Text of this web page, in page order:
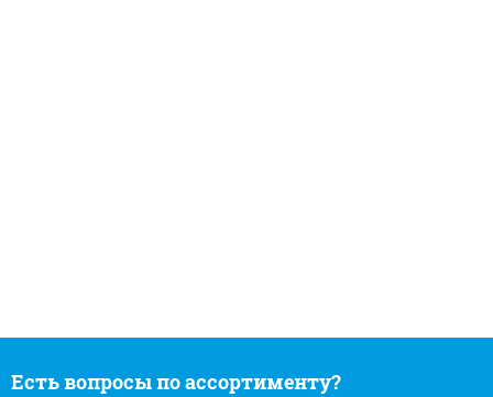
Есть вопросы по ассортименту?